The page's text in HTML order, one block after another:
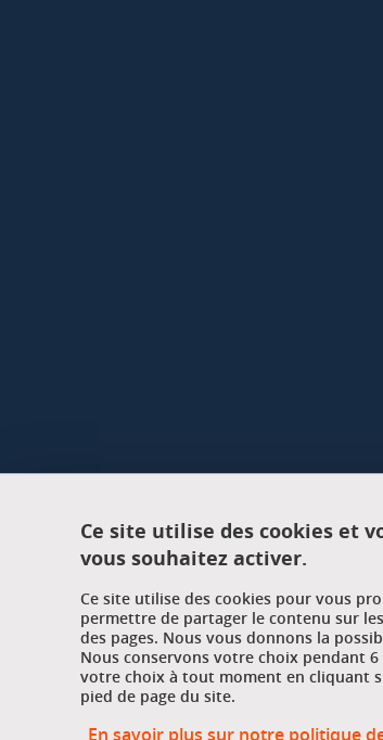
Ce site utilise des cookies et
vous souhaitez activer.
Ce site utilise des cookies pour vous
permettre de partager le contenu sur
des pages. Nous vous donnons la
Nous conservons votre choix pendant
votre choix à tout moment en cliquant
pied de page du site.
En savoir plus sur notre politique